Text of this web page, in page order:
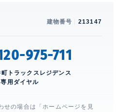
建物番号 213147
975-711
トラックスレジデンス
専用ダイヤル
せの場合は「ホームページを見